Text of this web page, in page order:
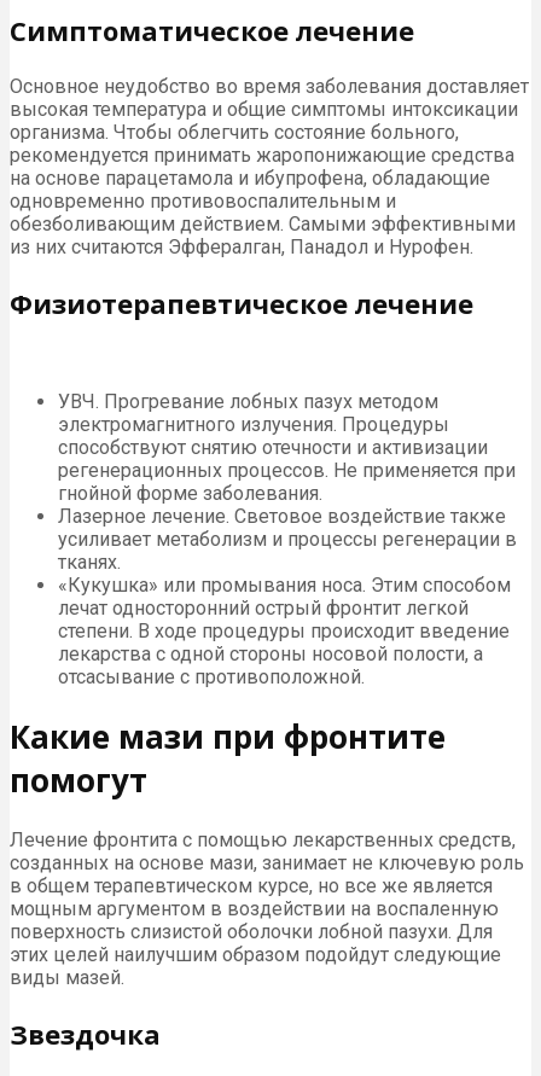
Симптоматическое лечение
Основное неудобство во время заболевания доставляет
высокая температура и общие симптомы интоксикации
организма. Чтобы облегчить состояние больного,
рекомендуется принимать жаропонижающие средства
на основе парацетамола и ибупрофена, обладающие
одновременно противовоспалительным и
обезболивающим действием. Самыми эффективными
из них считаются Эффералган, Панадол и Нурофен.
Физиотерапевтическое лечение
УВЧ. Прогревание лобных пазух методом
электромагнитного излучения. Процедуры
способствуют снятию отечности и активизации
регенерационных процессов. Не применяется при
гнойной форме заболевания.
Лазерное лечение. Световое воздействие также
усиливает метаболизм и процессы регенерации в
тканях.
«Кукушка» или промывания носа. Этим способом
лечат односторонний острый фронтит легкой
степени. В ходе процедуры происходит введение
лекарства с одной стороны носовой полости, а
отсасывание с противоположной.
Какие мази при фронтите
помогут
Лечение фронтита с помощью лекарственных средств,
созданных на основе мази, занимает не ключевую роль
в общем терапевтическом курсе, но все же является
мощным аргументом в воздействии на воспаленную
поверхность слизистой оболочки лобной пазухи. Для
этих целей наилучшим образом подойдут следующие
виды мазей.
Звездочка